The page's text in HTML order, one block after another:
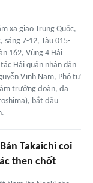
xã giao Trung Quốc,
sáng 7-12, Tàu 015-
162, Vùng 4 Hải
Hải quân nhân dân
Vĩnh Nam, Phó tư
trưởng đoàn, đã
bắt đầu
Takaichi coi
then chốt